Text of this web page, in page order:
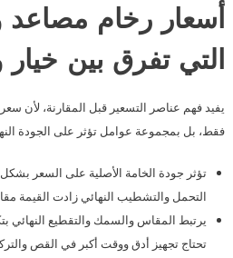
أسعار رخام مصاعد
التي تفرق بين خيار
يفيد فهم عناصر التسعير قبل المقارنة، لأن
فقط، بل بمجموعة عوامل تؤثر على الجودة
تؤثر جودة الخامة الأصلية على السعر
التحمل والتشطيب النهائي زادت القيمة
يرتبط المقاس والسمك والتقطيع النهائي
تحتاج تجهيز أدق ووقت أكبر في القص